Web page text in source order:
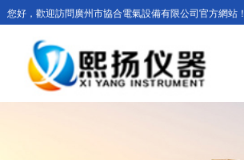
您好，歡迎訪問廣州市協合電氣設備有限公司官方網站！